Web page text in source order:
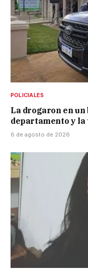
POLICIALES
La drogaron en
departamento y la
6 de agosto de 2026